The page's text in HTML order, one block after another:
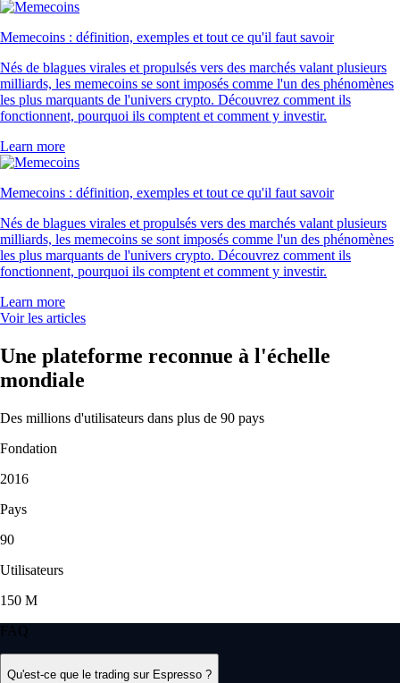
Memecoins : définition, exemples et tout ce qu'il faut savoir
Nés de blagues virales et propulsés vers des marchés valant plusieurs
milliards, les memecoins se sont imposés comme l'un des phénomènes
les plus marquants de l'univers crypto. Découvrez comment ils
fonctionnent, pourquoi ils comptent et comment y investir.
Learn more
Memecoins : définition, exemples et tout ce qu'il faut savoir
Nés de blagues virales et propulsés vers des marchés valant plusieurs
milliards, les memecoins se sont imposés comme l'un des phénomènes
les plus marquants de l'univers crypto. Découvrez comment ils
fonctionnent, pourquoi ils comptent et comment y investir.
Learn more
Voir les articles
Une plateforme reconnue à l'échelle
mondiale
Des millions d'utilisateurs dans plus de 90 pays
Fondation
2016
Pays
90
Utilisateurs
150 M
FAQ
Qu'est-ce que le trading sur Espresso ?